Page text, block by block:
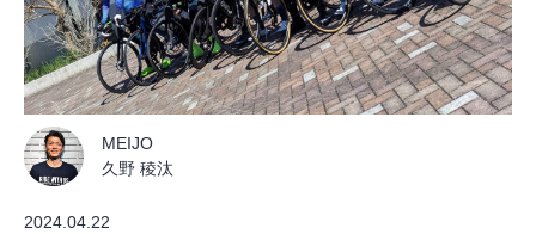
MEIJO
久野 稜汰
2024.04.22